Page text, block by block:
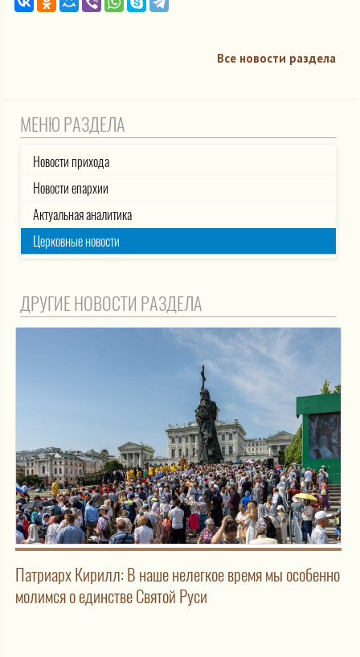
Все новости раздела
МЕНЮ РАЗДЕЛА
Новости прихода
Новости епархии
Актуальная аналитика
Церковные новости
ДРУГИЕ НОВОСТИ РАЗДЕЛА
Патриарх Кирилл: В наше нелегкое время мы особенно
молимся о единстве Святой Руси